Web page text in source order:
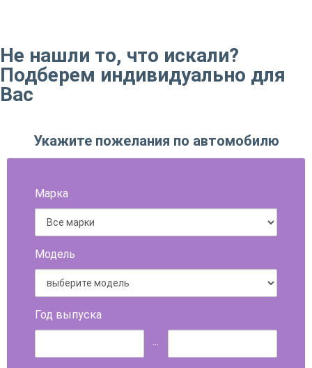
Не нашли то, что искали?
Подберем индивидуально для
Вас
Укажите пожелания по автомобилю
Марка
Модель
Год выпуска
...